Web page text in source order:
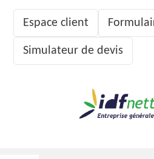
Espace client
Simulateur de devis